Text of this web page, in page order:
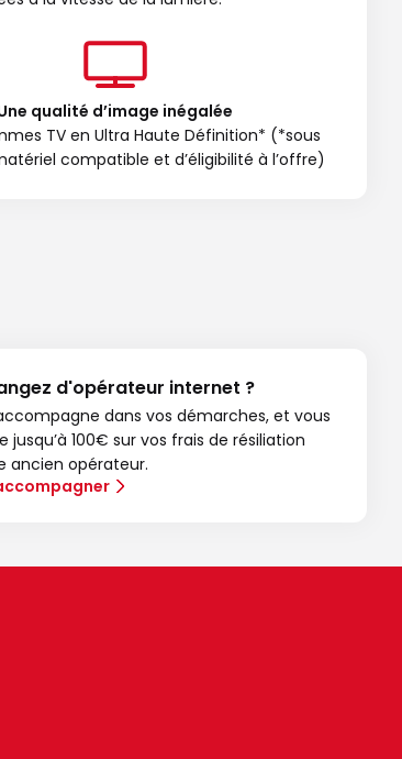
qualité d’image inégalée
TV en Ultra Haute Définition* (*sous
compatible et d’éligibilité à l’offre)
d'opérateur internet ?
dans vos démarches, et vous
jusqu’à 100€ sur vos frais de résiliation
ancien opérateur.